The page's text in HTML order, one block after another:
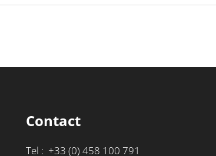
Contact
Tel : +33 (0) 458 100 791